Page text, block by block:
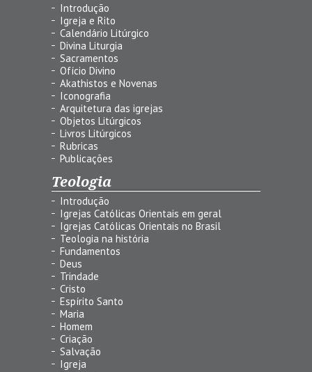
Introdução
Igreja e Rito
Calendário Litúrgico
Divina Liturgia
Sacramentos
Ofício Divino
Akathistos e Novenas
Iconografia
Arquitetura das igrejas
Objetos Litúrgicos
Livros Litúrgicos
Rubricas
Publicações
Teologia
Introdução
Igrejas Católicas Orientais em geral
Igrejas Católicas Orientais no Brasil
Teologia na história
Fundamentos
Deus
Trindade
Cristo
Espírito Santo
Maria
Homem
Criação
Salvação
Igreja